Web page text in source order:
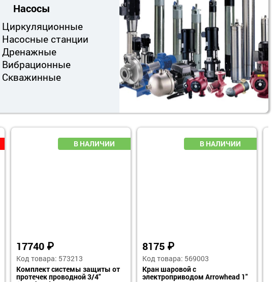
Насосы
Циркуляционные
Насосные станции
Дренажные
Вибрационные
Скважинные
6144 ₽
Код товара: 573172
Гидроаккумулятор 50л.(верт.),
ГВ 50 (БЭЗ) нижнее
370 ₽
Код товара: 573067
Соединитель аксиальный
прямой 32(4,4) х 32(4,4) Valfex